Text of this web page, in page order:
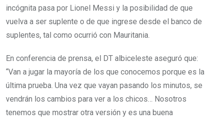
incógnita pasa por Lionel Messi y la posibilidad de que
vuelva a ser suplente o de que ingrese desde el banco de
suplentes, tal como ocurrió con Mauritania.
En conferencia de prensa, el DT albiceleste aseguró que:
“Van a jugar la mayoría de los que conocemos porque es la
última prueba. Una vez que vayan pasando los minutos, se
vendrán los cambios para ver a los chicos… Nosotros
tenemos que mostrar otra versión y es una buena